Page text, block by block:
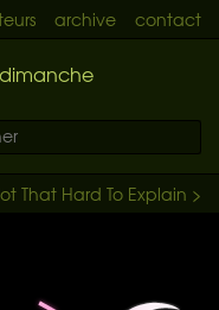
archive contact
That Hard To Explain >